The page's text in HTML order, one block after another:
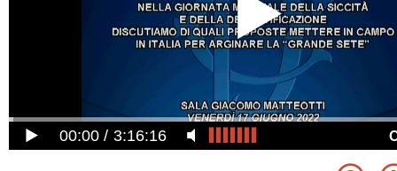
00:00 3:16:16